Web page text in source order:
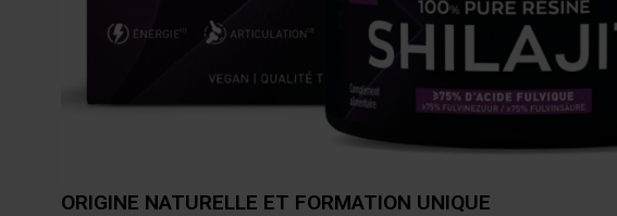
QU’EST-CE QUE LE SHILAJIT PUR ?
résine minéro-organique naturelleissue de la
du temps, de la pression et de la chaleur, cette substance rare se forme
Shilajit pur EAFITse distingue par sa pureté exceptionnelle: une
parfaitement conforme à la réglementation européenne.
ORIGINE NATURELLE ET FORMATION UNIQUE